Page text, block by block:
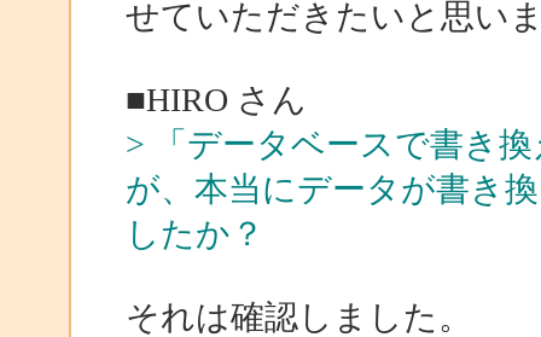
せていただきたいと思い
■HIRO さん
> 「データベースで書き
が、本当にデータが書き
したか？
それは確認しました。